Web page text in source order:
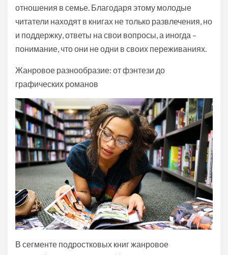
отношения в семье. Благодаря этому молодые
читатели находят в книгах не только развлечения, но
и поддержку, ответы на свои вопросы, а иногда –
понимание, что они не одни в своих переживаниях.
Жанровое разнообразие: от фэнтези до
графических романов
В сегменте подростковых книг жанровое